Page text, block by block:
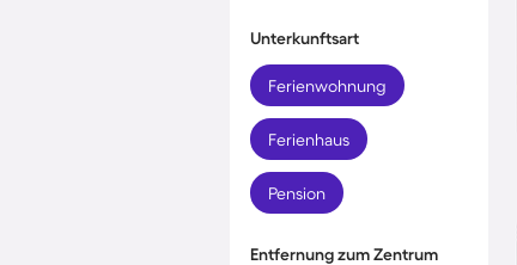
Unterkunftsart
Ferienwohnung
Ferienhaus
Pension
Entfernung zum Zentrum